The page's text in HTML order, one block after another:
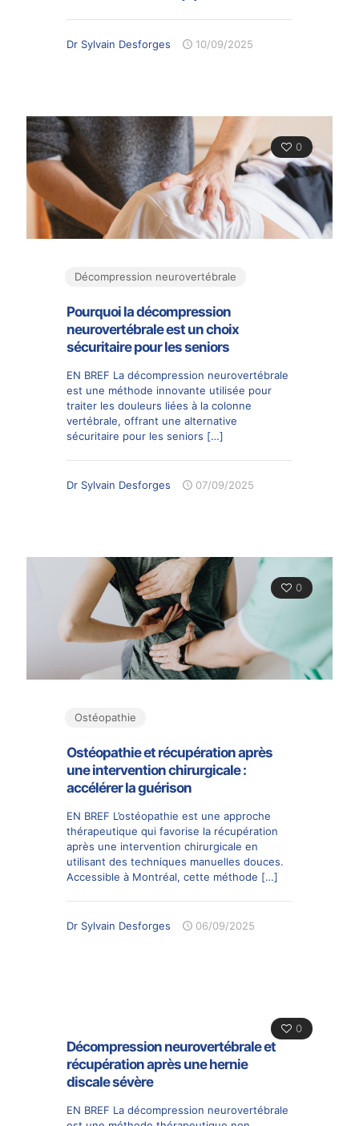
Dr Sylvain Desforges 10/09/2025
0
Décompression neurovertébrale
Pourquoi la décompression
neurovertébrale est un choix
sécuritaire pour les seniors
EN BREF La décompression neurovertébrale
est une méthode innovante utilisée pour
traiter les douleurs liées à la colonne
vertébrale, offrant une alternative
sécuritaire pour les seniors […]
Dr Sylvain Desforges 07/09/2025
0
Ostéopathie
Ostéopathie et récupération après
une intervention chirurgicale :
accélérer la guérison
EN BREF L’ostéopathie est une approche
thérapeutique qui favorise la récupération
après une intervention chirurgicale en
utilisant des techniques manuelles douces.
Accessible à Montréal, cette méthode […]
Dr Sylvain Desforges 06/09/2025
0
Décompression neurovertébrale et
récupération après une hernie
discale sévère
EN BREF La décompression neurovertébrale